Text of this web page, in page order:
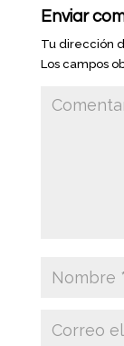
Enviar
Tu dirección
Los campos